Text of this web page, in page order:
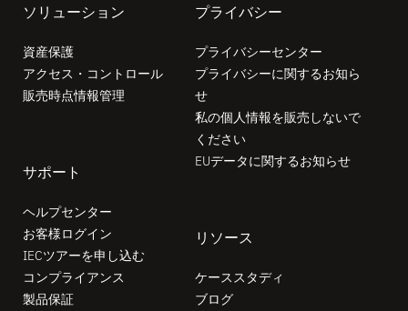
ソリューション
資産保護
アクセス・コントロール
販売時点情報管理
サポート
ヘルプセンター
お客様ログイン
IECツアーを申し込む
コンプライアンス
製品保証
プライバシー
プライバシーセンター
プライバシーに関するお知ら
せ
私の個人情報を販売しないで
ください
EUデータに関するお知らせ
リソース
ケーススタディ
ブログ